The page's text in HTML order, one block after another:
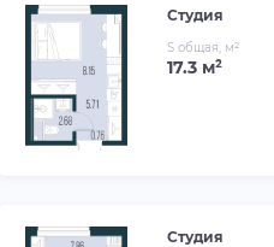
Студия
S общая, м²
17.3 м²
Студия